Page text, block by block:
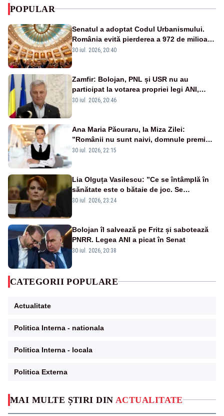
MAI MULTE ȘTIRI DIN ACTUALITATE
POPULAR
Senatul a adoptat Codul Urbanismului.
România evită pierderea a 972 de milioane
de euro din PNRR
30 iul. 2026, 20:40
Zamfir: Bolojan, PNL și USR nu au
participat la votarea propriei legi ANI,
scoțându-și cartelele
30 iul. 2026, 20:46
Ana Maria Păcuraru, la Miza Zilei:
”Românii nu sunt naivi, domnule premier
Bolojan”
30 iul. 2026, 22:15
Lia Olguța Vasilescu: ”Ce se întâmplă în
sănătate este o bătaie de joc. Se
guvernează extraordinar de prost”
30 iul. 2026, 23:24
Bolojan îl salvează pe Fritz și sabotează
PNRR. Legea ANI a picat în Senat
30 iul. 2026, 20:38
CATEGORII POPULARE
Actualitate
Politica Interna - nationala
Politica Interna - locala
Politica Externa